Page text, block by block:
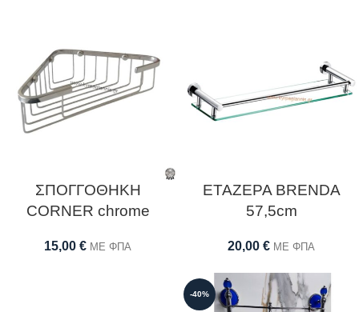
ΣΠΟΓΓΟΘΗΚΗ
CORNER chrome
15,00 € ΜΕ ΦΠΑ
ΕΤΑΖΕΡΑ BRENDA
57,5cm
20,00 € ΜΕ ΦΠΑ
-40%